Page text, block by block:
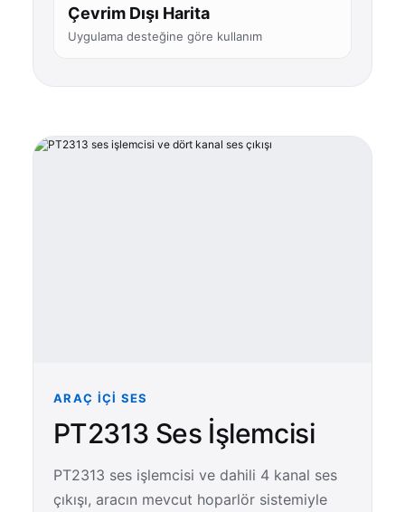
Çevrim Dışı Harita
Uygulama desteğine göre kullanım
ARAÇ İÇI SES
PT2313 Ses İşlemcisi
PT2313 ses işlemcisi ve dahili 4 kanal ses
çıkışı, aracın mevcut hoparlör sistemiyle